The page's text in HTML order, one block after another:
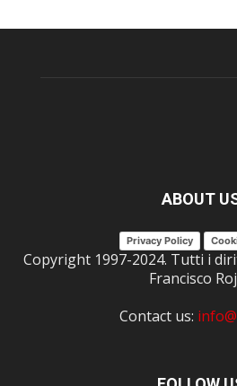
ABOUT
Privacy Policy
Copyright 1997-2024. Tutti i
Francisco
Contact us: